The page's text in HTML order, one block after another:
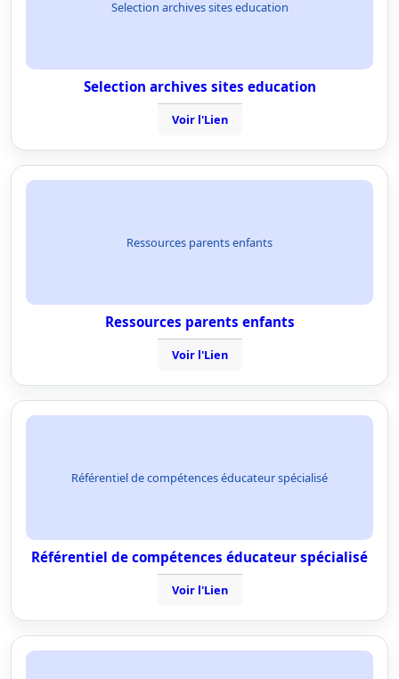
Selection archives sites education
Selection archives sites education
Voir l'Lien
Ressources parents enfants
Ressources parents enfants
Voir l'Lien
Référentiel de compétences éducateur spécialisé
Référentiel de compétences éducateur spécialisé
Voir l'Lien